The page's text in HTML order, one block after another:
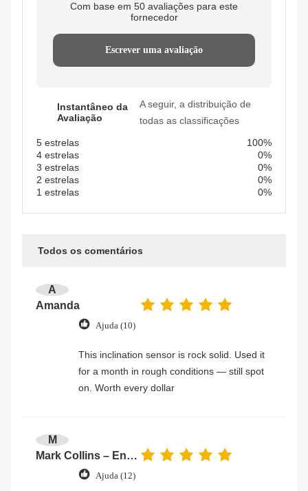
Com base em 50 avaliações para este
fornecedor
Escrever uma avaliação
Instantâneo da
Avaliação
A seguir, a distribuição de
todas as classificações
5 estrelas
100%
4 estrelas
0%
3 estrelas
0%
2 estrelas
0%
1 estrelas
0%
Todos os comentários
A
Amanda
Ajuda (10)
This inclination sensor is rock solid. Used it
for a month in rough conditions — still spot
on. Worth every dollar
M
Mark Collins – Engineer
Ajuda (12)